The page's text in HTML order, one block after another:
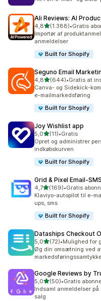
Ali Reviews: AI
4,8ud af 5 stjerner
(1.388)
1388 anmeldelser i alt
•Gratis
Importør af
anmeldelser
Built for Shopify
Seguno Email
4,8ud af 5 stjerner
(644)
644 anmeldelser i alt
•Gratis at
Canva- og Sidekick-
e-mailmarkedsføring
Built for Shopify
Joy Wishlist app
5,0ud af 5 stjerner
(11)
11 anmeldelser i alt
•Gratis
Opret og administrer
indkøbskurven
Built for Shopify
Grid & Pixel
4,7ud af 5 stjerner
(169)
169 anmeldelser i alt
•Gratis
Klaviyo-autopilot til e-
ups, sms
Built for Shopify
Dataships Checkout
5,0ud af 5 stjerner
(72)
72 anmeldelser i alt
•Mulighed for
Øg din omsætning ved
Google Reviews by
5,0ud af 5 stjerner
(50)
50 anmeldelser i alt
•Gratis
Indsaml anmeldelser på
salg